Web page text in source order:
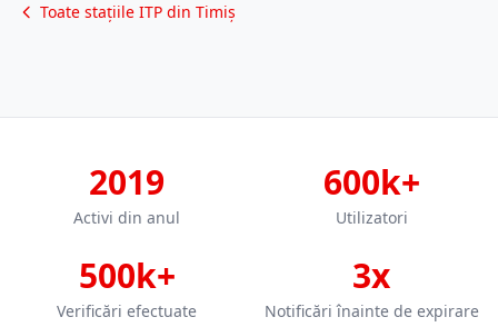
Toate stațiile ITP din Timiș
2019
Activi din anul
600k+
Utilizatori
500k+
Verificări efectuate
3x
Notificări înainte de expirare